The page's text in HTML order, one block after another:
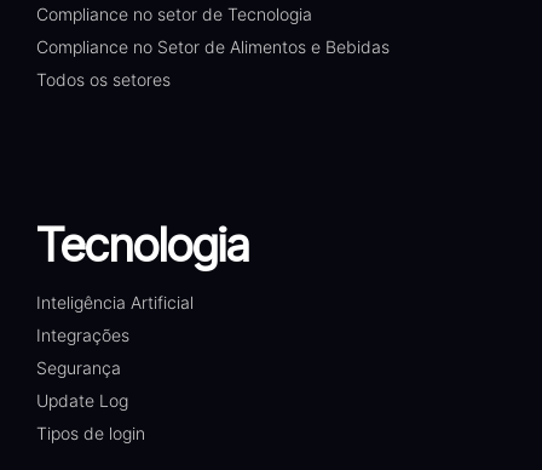
Compliance no setor de Tecnologia
Compliance no Setor de Alimentos e Bebidas
Todos os setores
Tecnologia
Inteligência Artificial
Integrações
Segurança
Update Log
Tipos de login